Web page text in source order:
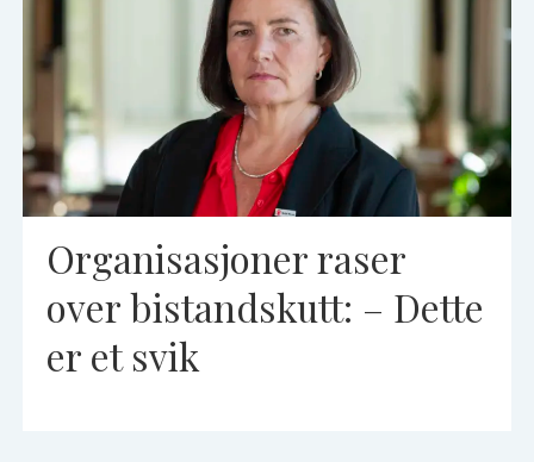
Organisasjoner raser
over bistandskutt: – Dette
er et svik